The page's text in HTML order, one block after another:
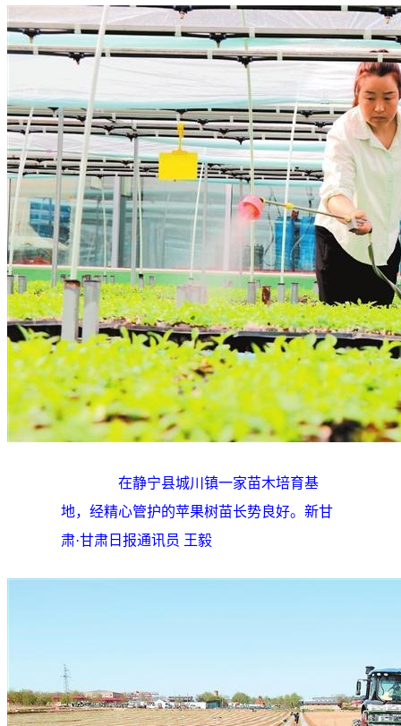
在静宁县城川镇一家苗木培育基
地，经精心管护的苹果树苗长势良好。新甘
肃·甘肃日报通讯员 王毅